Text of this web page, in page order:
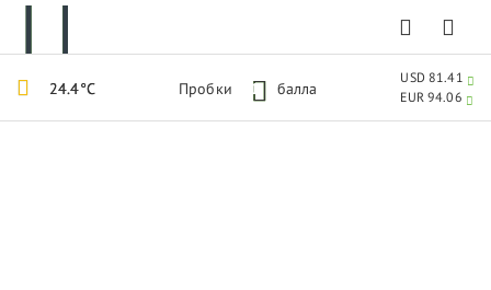
24.4°C Пробки 1 балла
USD 81.41
EUR 94.06